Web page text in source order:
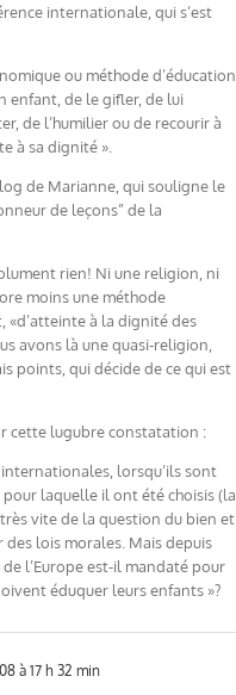
internationale, qui s’est
ou méthode d’éducation
enfant, de le gifler, de lui
de l’humilier ou de recourir à
à sa dignité ».
de Marianne, qui souligne le
de leçons” de la
rien! Ni une religion, ni
moins une méthode
«d’atteinte à la dignité des
avons là une quasi-religion,
points, qui décide de ce qui est
cette lugubre constatation :
lorsqu’ils sont
laquelle il ont été choisis (la
vite de la question du bien et
lois morales. Mais depuis
l’Europe est-il mandaté pour
éduquer leurs enfants »?
à 17 h 32 min